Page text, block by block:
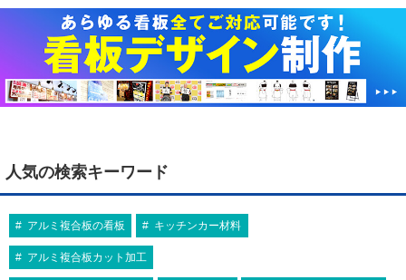
人気の検索キーワード
アルミ複合板の看板 キッチンカー材料
アルミ複合板カット加工